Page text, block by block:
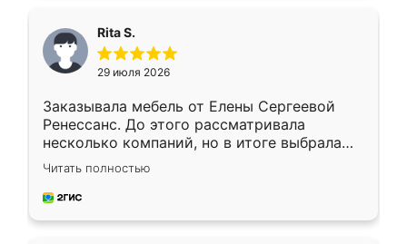
Rita S.
29 июля 2026
Заказывала мебель от Елены Сергеевой
Ренессанс. До этого рассматривала
несколько компаний, но в итоге выбрала
эту. Сначала обговорили условия, потом
приехал замерщик, всё спокойно объяснил
и снял размеры. Изготовили в срок, с
Читать полностью